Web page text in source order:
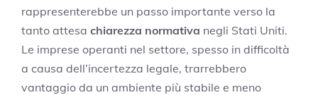
rappresenterebbe un passo importante verso la
tanto attesa chiarezza normativa negli Stati Uniti.
Le imprese operanti nel settore, spesso in difficoltà
a causa dell’incertezza legale, trarrebbero
vantaggio da un ambiente più stabile e meno